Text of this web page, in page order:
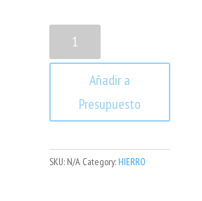
quantity
Añadir a
Presupuesto
SKU: N/A Category: HIERRO